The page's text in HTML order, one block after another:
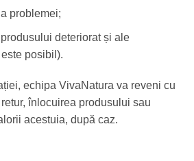
problemei;
deteriorat și ale
posibil).
echipa VivaNatura va reveni cu
înlocuirea produsului sau
acestuia, după caz.